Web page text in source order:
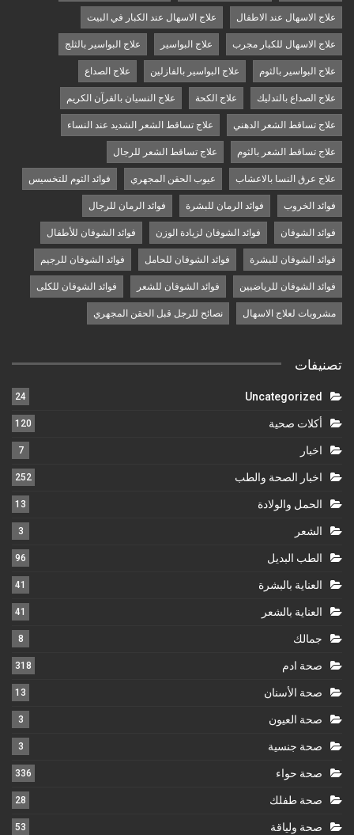
علاج الاسهال عند الاطفال علاج الاسهال عند الكبار في البيت
علاج الاسهال للكبار مجرب علاج البواسير علاج البواسير بالثلج
علاج البواسير بالثوم علاج البواسير بالفازلين علاج الصداع
علاج الصداع بالتدليك علاج الكحة علاج النسيان بالقرآن الكريم
علاج تساقط الشعر الدهني علاج تساقط الشعر الشديد عند النساء
علاج تساقط الشعر بالثوم علاج تساقط الشعر للرجال
علاج عرق النسا بالاعشاب عيوب الحقن المجهري فوائد الثوم للتخسيس
فوائد الخروب فوائد الرمان للبشرة فوائد الرمان للرجال
فوائد الشوفان فوائد الشوفان لزيادة الوزن فوائد الشوفان للأطفال
فوائد الشوفان للبشرة فوائد الشوفان للحامل فوائد الشوفان للرجيم
فوائد الشوفان للرياضيين فوائد الشوفان للشعر فوائد الشوفان للكلى
مشروبات لعلاج الاسهال نصائح للرجل قبل الحقن المجهري
تصنيفات
Uncategorized
24
أكلات صحية 120
اخبار 7
اخبار الصحة والطب 252
الحمل والولادة 13
الشعر 3
الطب البديل 96
العناية بالبشرة 41
العناية بالشعر 41
جمالك 8
صحة ادم 318
صحة الأسنان 13
صحة العيون 3
صحة جنسية 3
صحة حواء 336
صحة طفلك 28
صحة ولياقة 53